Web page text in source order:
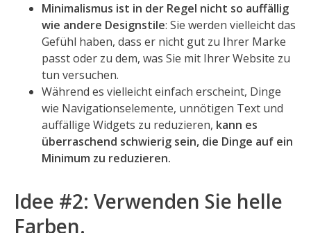
Minimalismus ist in der Regel nicht so auffällig
wie andere Designstile: Sie werden vielleicht das
Gefühl haben, dass er nicht gut zu Ihrer Marke
passt oder zu dem, was Sie mit Ihrer Website zu
tun versuchen.
Während es vielleicht einfach erscheint, Dinge
wie Navigationselemente, unnötigen Text und
auffällige Widgets zu reduzieren, kann es
überraschend schwierig sein, die Dinge auf ein
Minimum zu reduzieren.
Idee #2: Verwenden Sie helle
Farben.